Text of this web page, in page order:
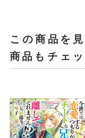
この商品を
商品もチェ